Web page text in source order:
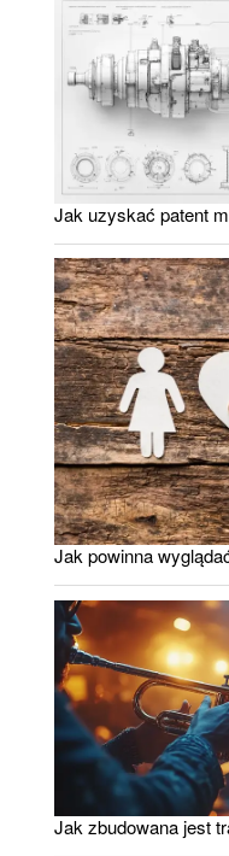
Jak uzyskać patent
Jak powinna
Jak zbudowana jest